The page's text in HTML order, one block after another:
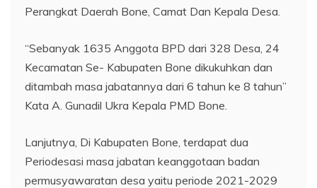
Perangkat Daerah Bone, Camat Dan Kepala Desa.
“Sebanyak 1635 Anggota BPD dari 328 Desa, 24
Kecamatan Se- Kabupaten Bone dikukuhkan dan
ditambah masa jabatannya dari 6 tahun ke 8 tahun”
Kata A. Gunadil Ukra Kepala PMD Bone.
Lanjutnya, Di Kabupaten Bone, terdapat dua
Periodesasi masa jabatan keanggotaan badan
permusyawaratan desa yaitu periode 2021-2029